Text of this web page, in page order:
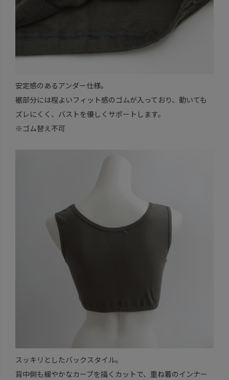
安定感のあるアンダー仕様。
裾部分には程よいフィット感のゴムが入っており、動いても
ズレにくく、バストを優しくサポートします。
※ゴム替え不可
スッキリとしたバックスタイル。
背中側も緩やかなカーブを描くカットで、重ね着のインナー